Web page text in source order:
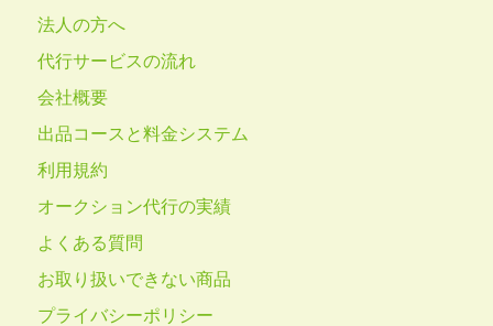
法人の方へ
代行サービスの流れ
会社概要
出品コースと料金システム
利用規約
オークション代行の実績
よくある質問
お取り扱いできない商品
プライバシーポリシー